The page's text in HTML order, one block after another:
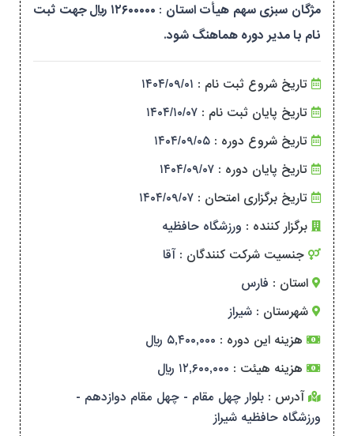
مژگان سبزی سهم هیأت استان : ۱۲۶۰۰۰۰۰ ریال جهت ثبت
نام با مدیر دوره هماهنگ شود.
تاریخ شروع ثبت نام : ۱۴۰۴/۰۹/۰۱
تاریخ پایان ثبت نام : ۱۴۰۴/۱۰/۰۷
تاریخ شروع دوره : ۱۴۰۴/۰۹/۰۵
تاریخ پایان دوره : ۱۴۰۴/۰۹/۰۷
تاریخ برگزاری امتحان : ۱۴۰۴/۰۹/۰۷
برگزار کننده : ورزشگاه حافظیه
جنسیت شرکت کنندگان : آقا
استان : فارس
شهرستان : شیراز
هزینه این دوره : ۵,۴۰۰,۰۰۰ ریال
هزینه هیئت : ۱۲,۶۰۰,۰۰۰ ریال
آدرس : بلوار چهل مقام - چهل مقام دوازدهم -
ورزشگاه حافظیه شیراز